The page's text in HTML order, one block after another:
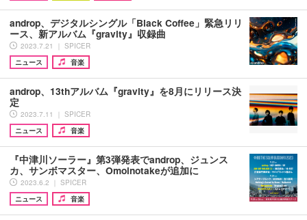
androp、デジタルシングル「Black Coffee」緊急リリ
ース、新アルバム『gravity』収録曲
2023.7.21 ｜ SPICER
ニュース
音楽
androp、13thアルバム『gravity』を8月にリリース決
定
2023.7.11 ｜ SPICER
ニュース
音楽
『中津川ソーラー』第3弾発表でandrop、ジュンス
カ、サンボマスター、Omoinotakeが追加に
2023.6.2 ｜ SPICER
ニュース
音楽